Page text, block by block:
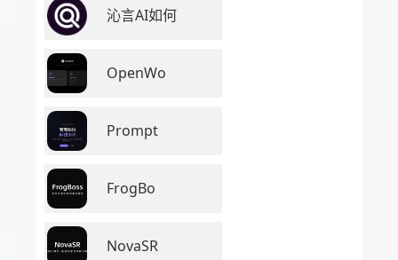
沁言AI如何
OpenWo
Prompt
FrogBo
NovaSR